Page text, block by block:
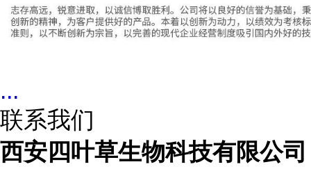
...
联系我们
西安四叶草生物科技有限公司